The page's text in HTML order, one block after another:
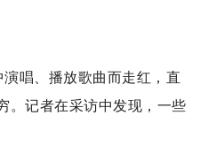
唱、播放歌曲而走红，直
。记者在采访中发现，一些